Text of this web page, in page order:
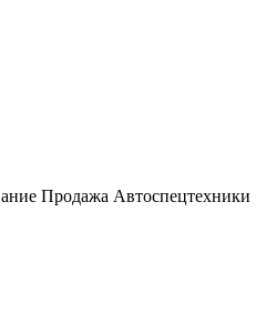
Продажа Автоспецтехники